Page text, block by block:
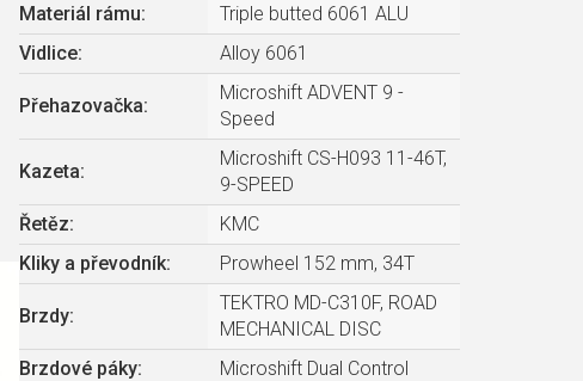
Materiál rámu:
Triple butted 6061 ALU
Vidlice: Alloy 6061
Přehazovačka:
Microshift ADVENT 9 -
Speed
Kazeta:
Microshift CS-H093 11-46T,
9-SPEED
Řetěz:
KMC
Kliky a převodník: Prowheel 152 mm, 34T
Brzdy:
TEKTRO MD-C310F, ROAD
MECHANICAL DISC
Brzdové páky:
Microshift Dual Control